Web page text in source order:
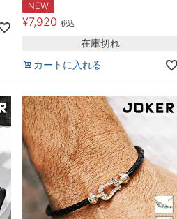
NEW
¥7,920 税込
在庫切れ
カートに入れる